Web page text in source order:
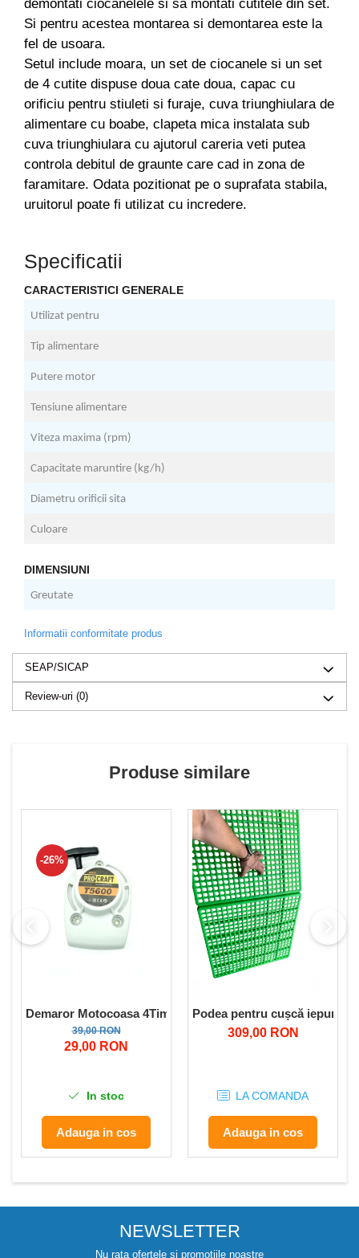
Despicatoare de lemne
Granulatoare de furaje
Tocatoare de furaje
demontati ciocanelele si sa montati cutitele din set.
Si pentru acestea montarea si demontarea este la
fel de usoara.
Setul include moara, un set de ciocanele si un set
de 4 cutite dispuse doua cate doua, capac cu
orificiu pentru stiuleti si furaje, cuva triunghiulara de
alimentare cu boabe, clapeta mica instalata sub
cuva triunghiulara cu ajutorul careria veti putea
controla debitul de graunte care cad in zona de
faramitare. Odata pozitionat pe o suprafata stabila,
uruitorul poate fi utilizat cu incredere.
Specificatii
CARACTERISTICI GENERALE
Utilizat pentru
Tip alimentare
Putere motor
Tensiune alimentare
Viteza maxima (rpm)
Capacitate maruntire (kg/h)
Diametru orificii sita
Culoare
DIMENSIUNI
Greutate
Informatii conformitate produs
SEAP/SICAP
Review-uri (0)
Produse similare
-26%
Demaror Motocoasa 4Timpi benzina Tip Procraft T5600
39,00 RON
29,00 RON
In stoc
Adauga in cos
Podea pentru cușcă iepuri
309,00 RON
LA COMANDA
Adauga in cos
NEWSLETTER
Nu rata ofertele si promotiile noastre